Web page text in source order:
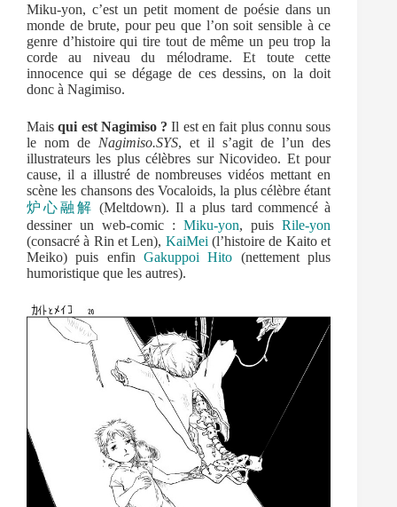
Miku-yon, c’est un petit moment de poésie dans un
monde de brute, pour peu que l’on soit sensible à ce
genre d’histoire qui tire tout de même un peu trop la
corde au niveau du mélodrame. Et toute cette
innocence qui se dégage de ces dessins, on la doit
donc à Nagimiso.
Maisqui est Nagimiso ?Il est en fait plus connu sous
le nom de Nagimiso.SYS, et il s’agit de l’un des
illustrateurs les plus célèbres sur Nicovideo. Et pour
cause, il a illustré de nombreuses vidéos mettant en
scène les chansons des Vocaloids, la plus célèbre étant
炉心融解 (Meltdown). Il a plus tard commencé à
dessiner un web-comic :Miku-yon, puisRile-yon
(consacré à Rin et Len), KaiMei (l’histoire de Kaito et
Meiko) puis enfinGakuppoi Hito (nettement plus
humoristique que les autres).